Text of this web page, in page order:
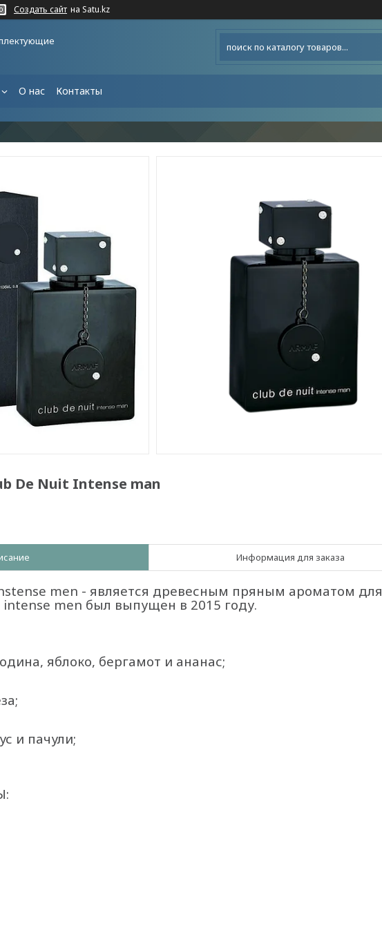
Создать сайт на Satu.kz
О нас Контакты
De Nuit Intense man
Информация для заказа
men - является древесным пряным ароматом для
men был выпущен в 2015 году.
яблоко, бергамот и ананас;
и пачули;